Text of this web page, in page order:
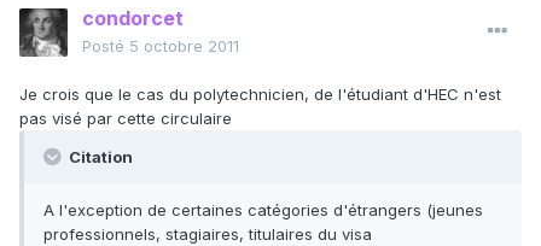
condorcet
Posté 5 octobre 2011
Je crois que le cas du polytechnicien, de l'étudiant d'HEC n'est
pas visé par cette circulaire
Citation
A l'exception de certaines catégories d'étrangers (jeunes
professionnels, stagiaires, titulaires du visa